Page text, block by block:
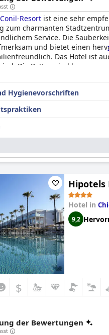
Resort ist eine sehr
zum charmanten
Service. Die
und bietet einen
Das Hotel ist
Die Betten sind bequem
bewerteten, ist das
Stränden direkt vor
Hygienevorschriften
Hipotels
Hotel in
9,2
$
der Bewertungen